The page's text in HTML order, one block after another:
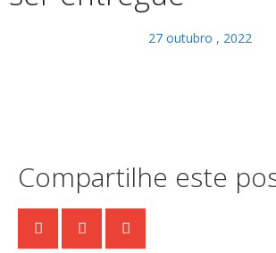
27 outubro , 2022
Compartilhe este